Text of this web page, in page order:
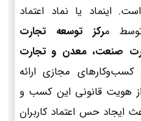
اینماد یا نماد اعتماد
رکز توسعه تجارت
صنعت، معدن و تجارت
کسب‌وکارهای مجازی ارائه
هویت قانونی این کسب و
ایجاد حس اعتماد کاربران